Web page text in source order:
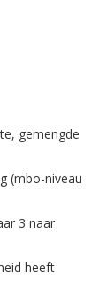
gemengde
(mbo-niveau
3 naar
heeft